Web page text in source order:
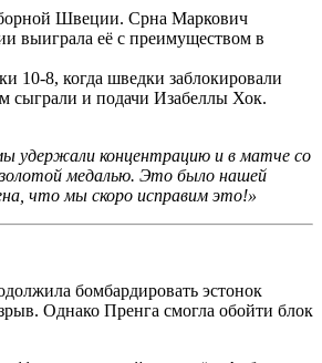
Швеции. Срна Маркович
выиграла её с преимуществом в
10-8, когда шведки заблокировали
сыграли и подачи Изабеллы Хок.
удержали концентрацию и в матче со
золотой медалью. Это было нашей
что мы скоро исправим это!»
бомбардировать эстонок
Однако Пренга смогла обойти блок